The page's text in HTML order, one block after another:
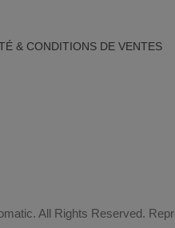
& CONDITIONS DE VENTES
All Rights Reserved.